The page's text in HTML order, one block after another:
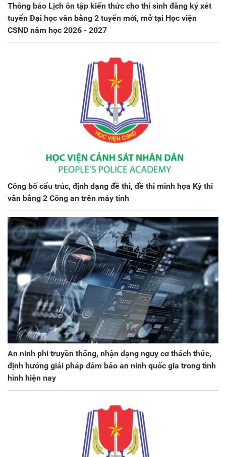
Thông báo Lịch ôn tập kiến thức cho thí sinh đăng ký xét
tuyển Đại học văn bằng 2 tuyển mới, mở tại Học viện
CSND năm học 2026 - 2027
Công bố cấu trúc, định dạng đề thi, đề thi minh họa Kỳ thi
văn bằng 2 Công an trên máy tính
An ninh phi truyền thống, nhận dạng nguy cơ thách thức,
định hướng giải pháp đảm bảo an ninh quốc gia trong tình
hình hiện nay